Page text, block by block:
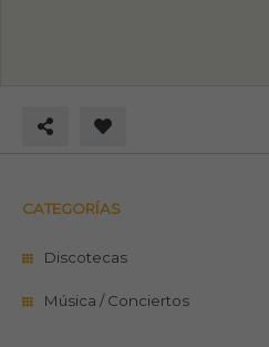
CATEGORÍAS
Discotecas
Música / Conciertos